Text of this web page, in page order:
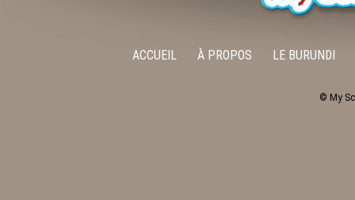
ACCUEIL À PROPOS LE BURUNDI
© My